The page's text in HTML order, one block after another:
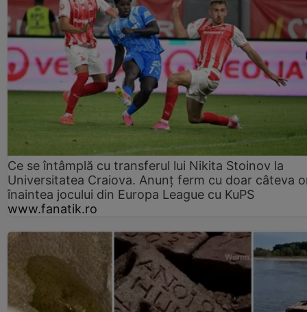
Ce se întâmplă cu transferul lui Nikita Stoinov la
Universitatea Craiova. Anunț ferm cu doar câteva
înaintea jocului din Europa League cu KuPS
www.fanatik.ro